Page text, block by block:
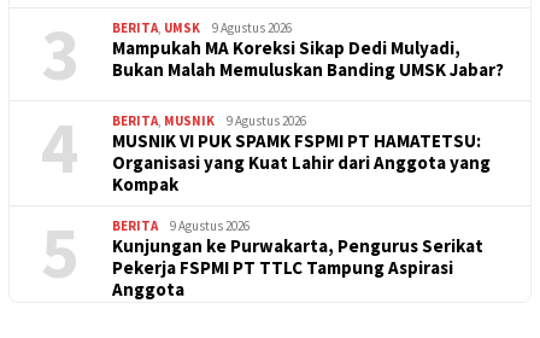
3 BERITA, UMSK 9 Agustus 2026
Mampukah MA Koreksi Sikap Dedi Mulyadi,
Bukan Malah Memuluskan Banding UMSK Jabar?
4 BERITA, MUSNIK 9 Agustus 2026
MUSNIK VI PUK SPAMK FSPMI PT HAMATETSU:
Organisasi yang Kuat Lahir dari Anggota yang
Kompak
5 BERITA 9 Agustus 2026
Kunjungan ke Purwakarta, Pengurus Serikat
Pekerja FSPMI PT TTLC Tampung Aspirasi
Anggota